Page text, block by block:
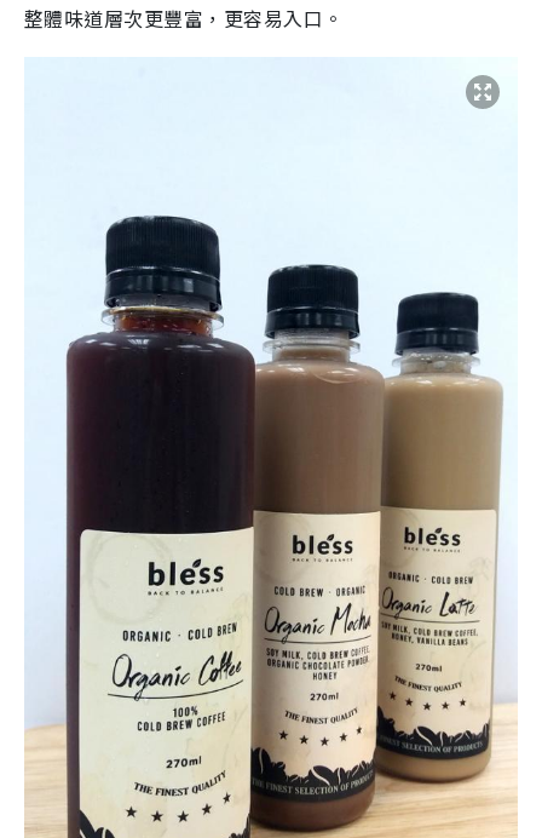
整體味道層次更豐富，更容易入口。